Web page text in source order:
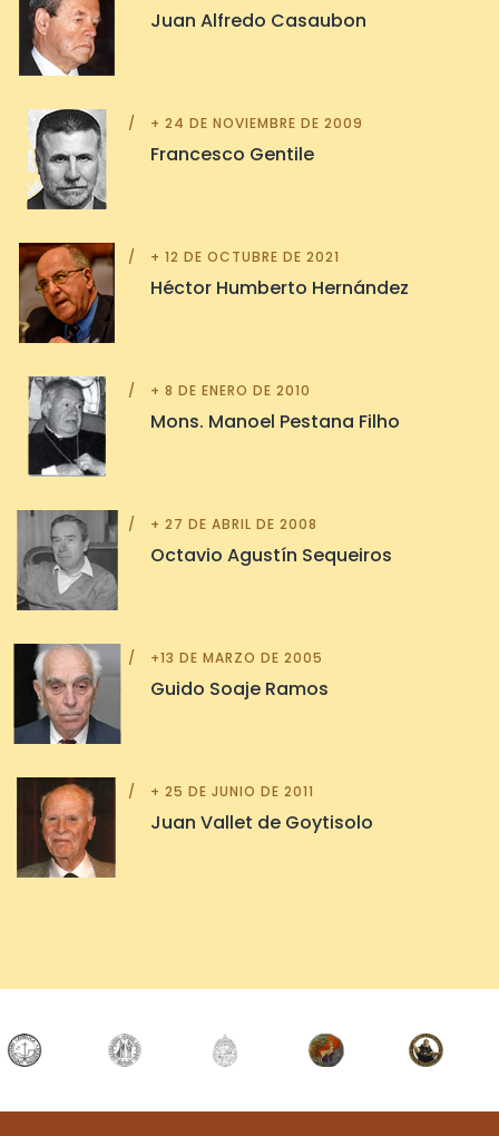
Juan Alfredo Casaubon
+ 24 DE NOVIEMBRE DE 2009
Francesco Gentile
+ 12 DE OCTUBRE DE 2021
Héctor Humberto Hernández
+ 8 DE ENERO DE 2010
Mons. Manoel Pestana Filho
+ 27 DE ABRIL DE 2008
Octavio Agustín Sequeiros
+13 DE MARZO DE 2005
Guido Soaje Ramos
+ 25 DE JUNIO DE 2011
Juan Vallet de Goytisolo